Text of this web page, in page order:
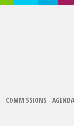
COMMISSIONS AGENDA